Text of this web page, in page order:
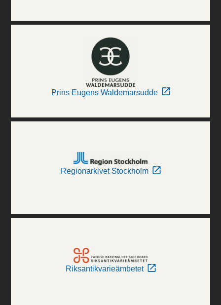
Prins Eugens Waldemarsudde
Regionarkivet Stockholm
Riksantikvarieämbetet